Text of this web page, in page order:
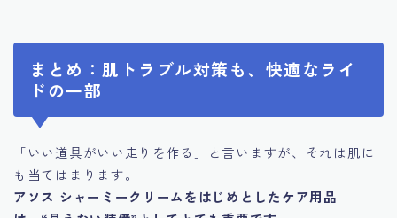
まとめ：肌トラブル対策も、快適なライ
ドの一部
「いい道具がいい走りを作る」と言いますが、それは肌に
も当てはまります。
アソス シャーミークリームをはじめとしたケア用品